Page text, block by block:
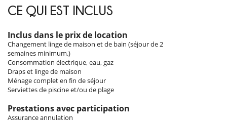
Chambre 3
Chambre, 1er étage, accès direct à la terrasse, vue jardin. La chambre
Chambre 4
Chambre, 1er étage. La chambre propose 2 lit simple.
Chambre 5
Chambre, 1er étage. La chambre propose 1 canapé lit. Salle de bain
privée, avec douche.
Intérieurs
CE QUI EST INCLUS
Inclus dans le prix de location
Changement linge de maison et de bain (séjour de 2
semaines minimum.)
Consommation électrique, eau, gaz
Draps et linge de maison
Ménage complet en fin de séjour
Serviettes de piscine et/ou de plage
Prestations avec participation
Assurance annulation